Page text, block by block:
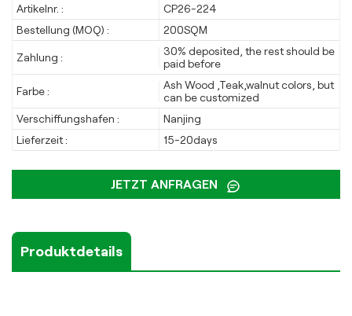
Artikelnr. :
CP26-224
Bestellung (MOQ) :
200SQM
Zahlung :
30% deposited, the rest should be
paid before
Farbe :
Ash Wood ,Teak,walnut colors, but
can be customized
Verschiffungshafen :
Nanjing
Lieferzeit :
15-20days
JETZT ANFRAGEN
Produktdetails